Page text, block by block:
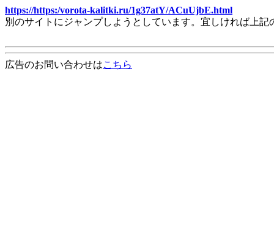
https://https:/vorota-kalitki.ru/1g37atY/ACuUjbE.html
別のサイトにジャンプしようとしています。宜しければ上
広告のお問い合わせはこちら